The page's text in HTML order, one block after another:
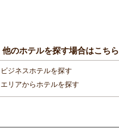
他のホテルを探す場合はこちら
ビジネスホテルを探す
エリアからホテルを探す